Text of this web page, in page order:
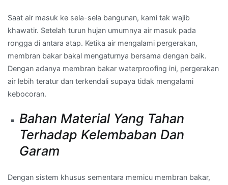
Saat air masuk ke sela-sela bangunan, kami tak wajib
khawatir. Setelah turun hujan umumnya air masuk pada
rongga di antara atap. Ketika air mengalami pergerakan,
membran bakar bakal mengaturnya bersama dengan baik.
Dengan adanya membran bakar waterproofing ini, pergerakan
air lebih teratur dan terkendali supaya tidak mengalami
kebocoran.
Bahan Material Yang Tahan
Terhadap Kelembaban Dan
Garam
Dengan sistem khusus sementara memicu membran bakar,